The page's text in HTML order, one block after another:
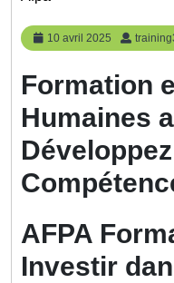
10 avril 2025
10
avril
Formation
Humaines
AFPA
Investir